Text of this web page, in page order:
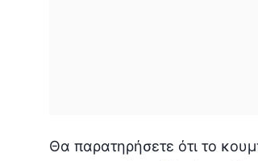
Θα παρατηρήσετε ότι το